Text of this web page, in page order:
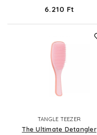
6.210 Ft
TANGLE TEEZER
The Ultimate Detangler